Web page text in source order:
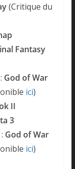
(Critique du
Fantasy
God of War
ici)
II
3
God of War
ici)